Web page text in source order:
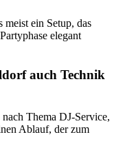
ein Setup, das
elegant
auch Technik
Thema DJ-Service,
Ablauf, der zum